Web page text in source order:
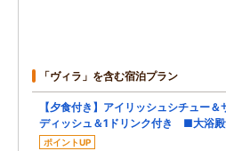
「ヴィラ」を含む宿泊プラン
【夕食付き】アイリッシュシチュー＆
ディッシュ＆1ドリンク付き ■大浴
ポイントUP